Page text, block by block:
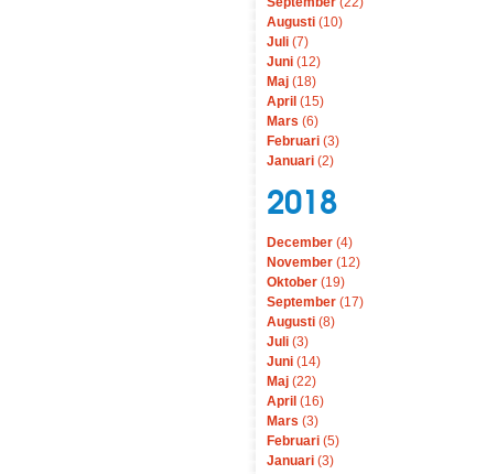
Augusti (10)
Juli (7)
Juni (12)
Maj (18)
April (15)
Mars (6)
Februari (3)
Januari (2)
2018
December (4)
November (12)
Oktober (19)
September (17)
Augusti (8)
Juli (3)
Juni (14)
Maj (22)
April (16)
Mars (3)
Februari (5)
Januari (3)